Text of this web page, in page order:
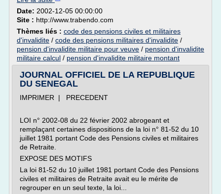
Date: 2002-12-05 00:00:00
Site : http://www.trabendo.com
Thèmes liés : code des pensions civiles et militaires
d'invalidite / code des pensions militaires d'invalidite /
pension d'invalidite militaire pour veuve / pension d'invalidite
militaire calcul / pension d'invalidite militaire montant
JOURNAL OFFICIEL DE LA REPUBLIQUE
DU SENEGAL
IMPRIMER | PRECEDENT
LOI n° 2002-08 du 22 février 2002 abrogeant et
remplaçant certaines dispositions de la loi n° 81-52 du 10
juillet 1981 portant Code des Pensions civiles et militaires
de Retraite.
EXPOSE DES MOTIFS
La loi 81-52 du 10 juillet 1981 portant Code des Pensions
civiles et militaires de Retraite avait eu le mérite de
regrouper en un seul texte, la loi...